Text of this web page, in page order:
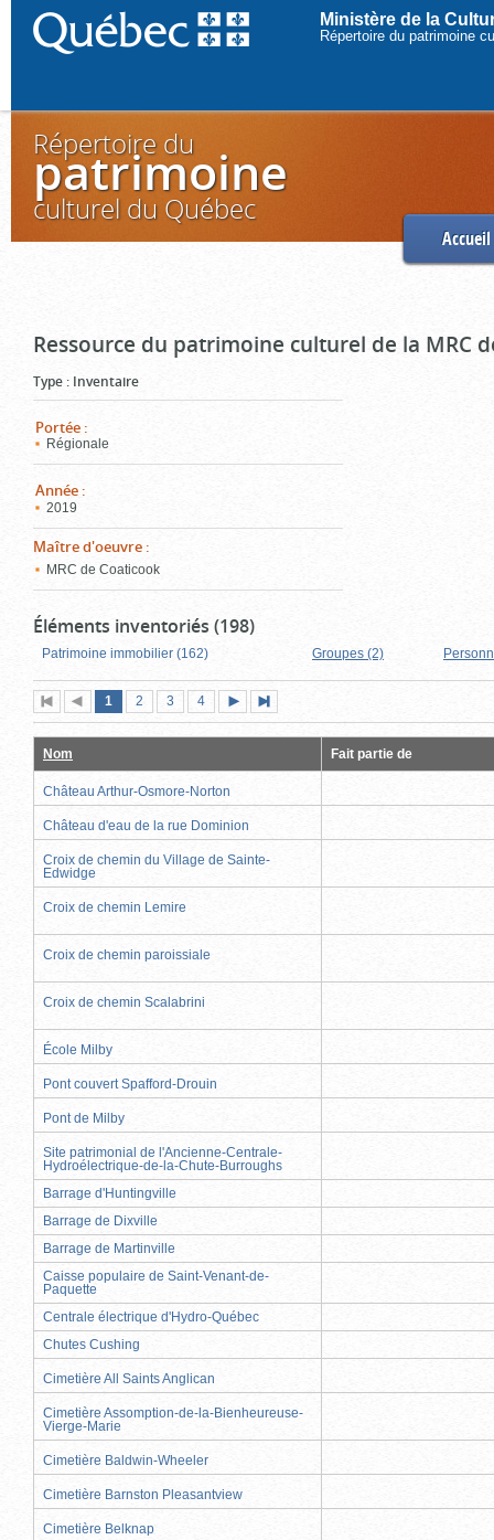
Ministère de la
Répertoire du patrimoine
Répertoire du
patrimoine
culturel du Québec
Accueil
Ressource du patrimoine culturel de la MRC
Type : Inventaire
Portée :
Régionale
Année :
2019
Maître d'oeuvre :
MRC de Coaticook
Éléments inventoriés (198)
Patrimoine immobilier (162) Groupes (2)
Première
page
Page
précédente
Page
1 (page
actuelle)
Page
2 Page
3 Page
4
suivante
page
Nom Fait partie de
Château Arthur-Osmore-Norton
Château d'eau de la rue Dominion
Croix de chemin du Village de Sainte-
Edwidge
Croix de chemin Lemire
Croix de chemin paroissiale
Croix de chemin Scalabrini
École Milby
Pont couvert Spafford-Drouin
Pont de Milby
Site patrimonial de l'Ancienne-Centrale-
Hydroélectrique-de-la-Chute-Burroughs
Barrage d'Huntingville
Barrage de Dixville
Barrage de Martinville
Caisse populaire de Saint-Venant-de-
Paquette
Centrale électrique d'Hydro-Québec
Chutes Cushing
Cimetière All Saints Anglican
Cimetière Assomption-de-la-Bienheureuse-
Vierge-Marie
Cimetière Baldwin-Wheeler
Cimetière Barnston Pleasantview
Cimetière Belknap